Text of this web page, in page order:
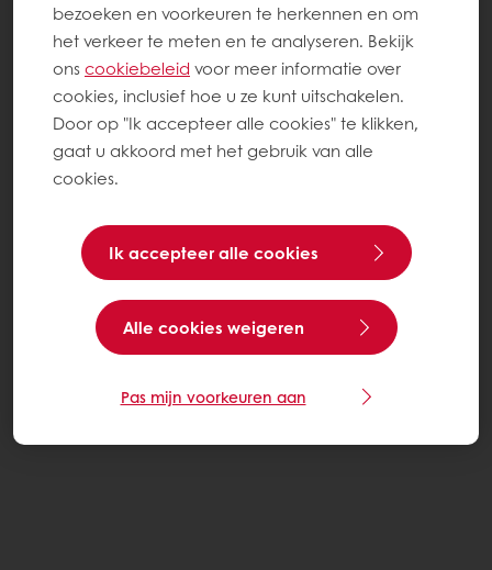
bezoeken en voorkeuren te herkennen en om
het verkeer te meten en te analyseren. Bekijk
ons ​​cookiebeleid voor meer informatie over
cookies, inclusief hoe u ze kunt uitschakelen.
Door op "Ik accepteer alle cookies" te klikken,
gaat u akkoord met het gebruik van alle
cookies.
Ik accepteer alle cookies
Alle cookies weigeren
Pas mijn voorkeuren aan